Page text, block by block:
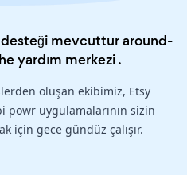
mevcuttur around-
yardım merkezi.
oluşan ekibimiz, Etsy
powr uygulamalarının sizin
için gece gündüz çalışır.